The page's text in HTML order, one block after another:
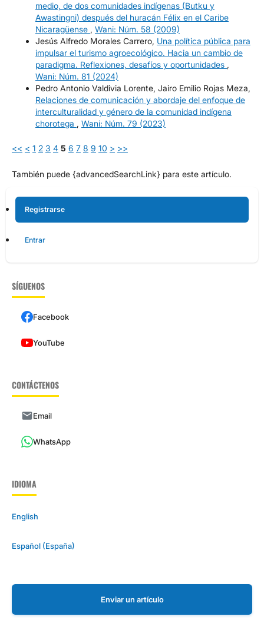
medio, de dos comunidades indígenas (Butku y
Awastingni) después del huracán Félix en el Caribe
Nicaragüense , Wani: Núm. 58 (2009)
Jesús Alfredo Morales Carrero, Una política pública para
impulsar el turismo agroecológico. Hacia un cambio de
paradigma. Reflexiones, desafíos y oportunidades ,
Wani: Núm. 81 (2024)
Pedro Antonio Valdivia Lorente, Jairo Emilio Rojas Meza,
Relaciones de comunicación y abordaje del enfoque de
interculturalidad y género de la comunidad indígena
chorotega , Wani: Núm. 79 (2023)
<< < 1 2 3 4 5 6 7 8 9 10 > >>
También puede {advancedSearchLink} para este artículo.
Registrarse
Entrar
SÍGUENOS
Facebook
YouTube
CONTÁCTENOS
Email
WhatsApp
IDIOMA
English
Español (España)
Enviar un artículo